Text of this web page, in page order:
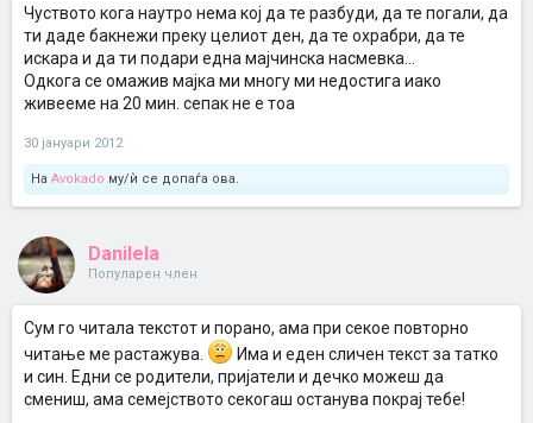
Чуството кога наутро нема кој да те разбуди, да те погали, да
ти даде бакнежи преку целиот ден, да те охрабри, да те
искара и да ти подари една мајчинска насмевка...
Одкога се омажив мајка ми многу ми недостига иако
живееме на 20 мин. сепак не е тоа
30 јануари 2012
На Avokado му/ѝ се допаѓа ова.
Danilela
Популарен член
Сум го читала текстот и порано, ама при секое повторно
читање ме растажува.
Има и еден сличен текст за татко
и син. Едни се родители, пријатели и дечко можеш да
смениш, ама семејството секогаш останува покрај тебе!